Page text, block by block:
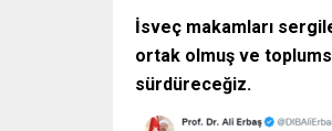
İsveç makamları
ortak olmuş ve
sürdüreceğiz.